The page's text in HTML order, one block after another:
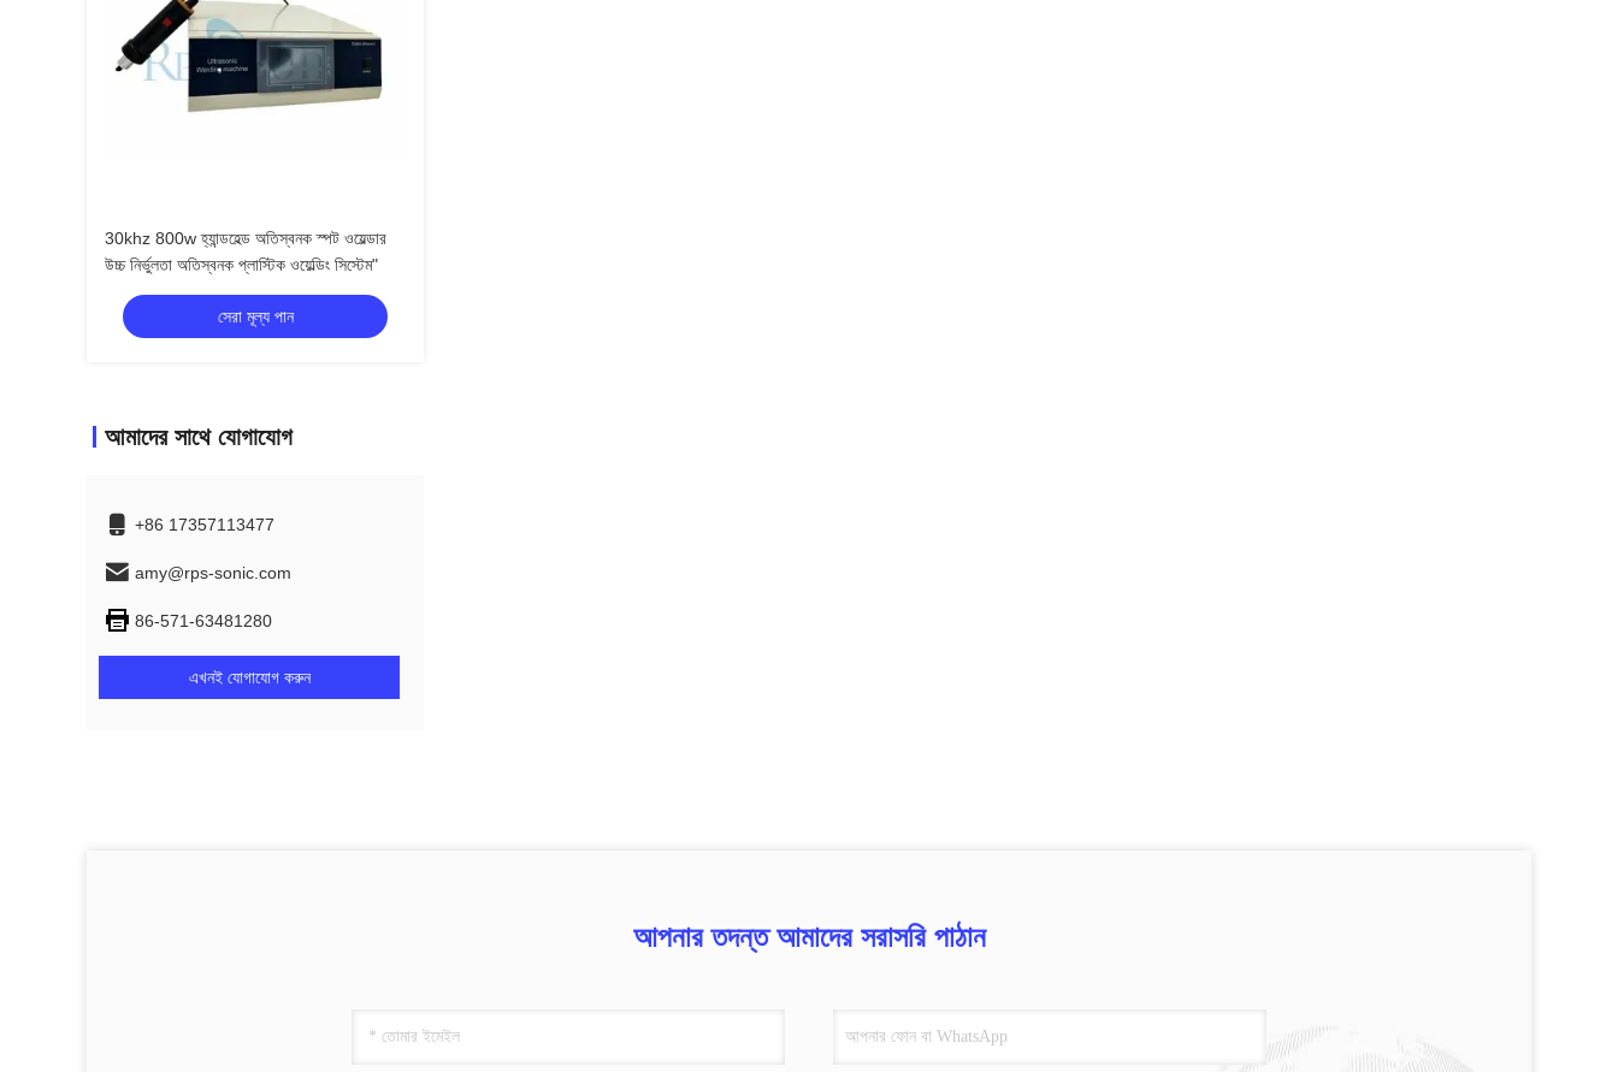
30khz 800w হ্যান্ডহেল্ড অতিস্বনক স্পট ওয়েল্ডার
উচ্চ নির্ভুলতা অতিস্বনক প্লাস্টিক ওয়েল্ডিং সিস্টেম"
সেরা মূল্য পান
আমাদের সাথে যোগাযোগ
+86 17357113477
amy@rps-sonic.com
86-571-63481280
এখনই যোগাযোগ করুন
আপনার তদন্ত আমাদের সরাসরি পাঠান